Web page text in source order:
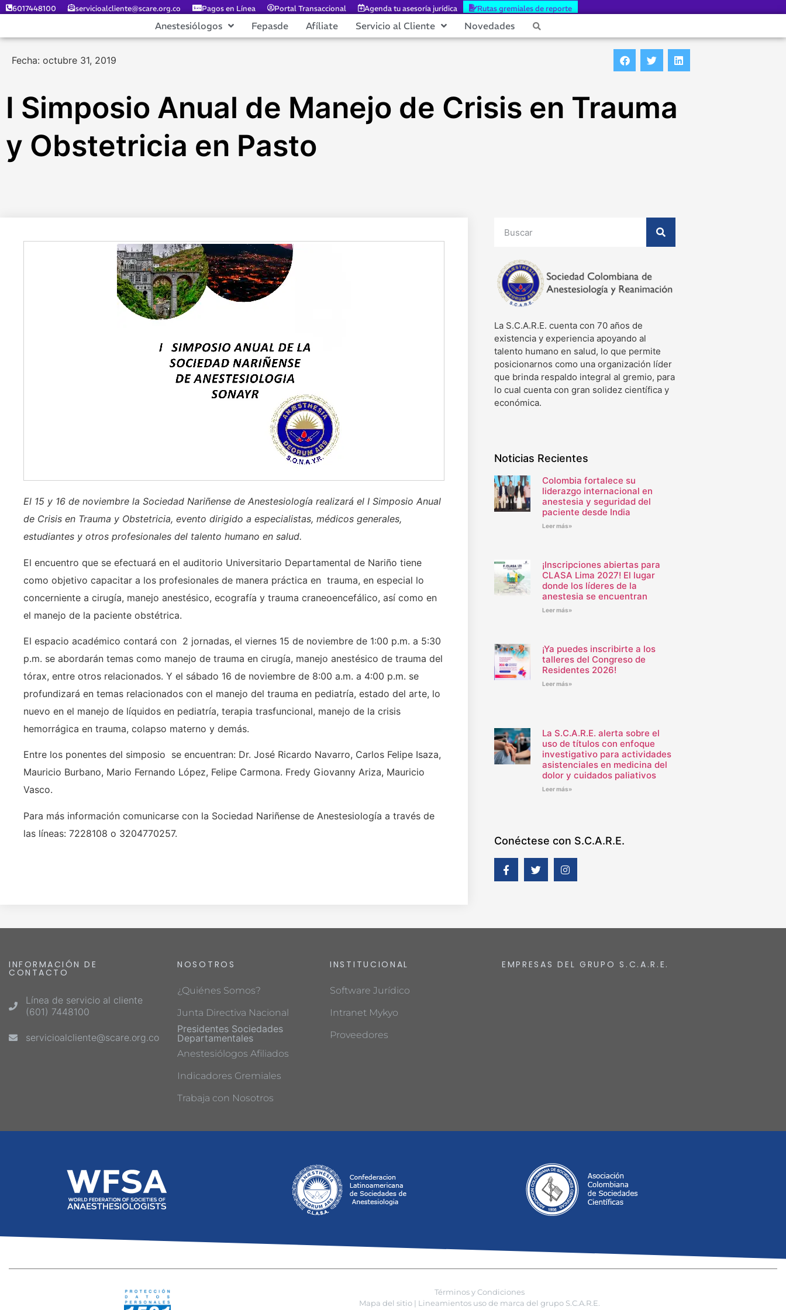
6017448100 servicioalcliente@scare.org.co Pagos en Línea Portal Transaccional Agenda tu asesoría jurídica Rutas gremiales de reporte
Anestesiólogos Fepasde Afíliate Servicio al Cliente Novedades
Fecha: octubre 31, 2019
I Simposio Anual de Manejo de Crisis en Trauma
y Obstetricia en Pasto
El 15 y 16 de noviembre la Sociedad Nariñense de Anestesiología realizará el I Simposio Anual
de Crisis en Trauma y Obstetricia, evento dirigido a especialistas, médicos generales,
estudiantes y otros profesionales del talento humano en salud.
El encuentro que se efectuará en el auditorio Universitario Departamental de Nariño tiene
como objetivo capacitar a los profesionales de manera práctica en trauma, en especial lo
concerniente a cirugía, manejo anestésico, ecografía y trauma craneoencefálico, así como en
el manejo de la paciente obstétrica.
El espacio académico contará con 2 jornadas, el viernes 15 de noviembre de 1:00 p.m. a 5:30
p.m. se abordarán temas como manejo de trauma en cirugía, manejo anestésico de trauma del
tórax, entre otros relacionados. Y el sábado 16 de noviembre de 8:00 a.m. a 4:00 p.m. se
profundizará en temas relacionados con el manejo del trauma en pediatría, estado del arte, lo
nuevo en el manejo de líquidos en pediatría, terapia trasfuncional, manejo de la crisis
hemorrágica en trauma, colapso materno y demás.
Entre los ponentes del simposio se encuentran: Dr. José Ricardo Navarro, Carlos Felipe Isaza,
Mauricio Burbano, Mario Fernando López, Felipe Carmona. Fredy Giovanny Ariza, Mauricio
Vasco.
Para más información comunicarse con la Sociedad Nariñense de Anestesiología a través de
las líneas: 7228108 o 3204770257.
La S.C.A.R.E. cuenta con 70 años de
existencia y experiencia apoyando al
talento humano en salud, lo que permite
posicionarnos como una organización líder
que brinda respaldo integral al gremio, para
lo cual cuenta con gran solidez científica y
económica.
Noticias Recientes
Colombia fortalece su
liderazgo internacional en
anestesia y seguridad del
paciente desde India
Leer más»
¡Inscripciones abiertas para
CLASA Lima 2027! El lugar
donde los líderes de la
anestesia se encuentran
Leer más»
¡Ya puedes inscribirte a los
talleres del Congreso de
Residentes 2026!
Leer más»
La S.C.A.R.E. alerta sobre el
uso de títulos con enfoque
investigativo para actividades
asistenciales en medicina del
dolor y cuidados paliativos
Leer más»
Conéctese con S.C.A.R.E.
INFORMACIÓN DE
CONTACTO
Línea de servicio al cliente
(601) 7448100
servicioalcliente@scare.org.co
NOSOTROS
¿Quiénes Somos?
Junta Directiva Nacional
Presidentes Sociedades
Departamentales
Anestesiólogos Afiliados
Indicadores Gremiales
Trabaja con Nosotros
INSTITUCIONAL
Software Jurídico
Intranet Mykyo
Proveedores
EMPRESAS DEL GRUPO S.C.A.R.E.
Términos y Condiciones
Mapa del sitio |
Lineamientos uso de marca del grupo S.C.A.R.E.